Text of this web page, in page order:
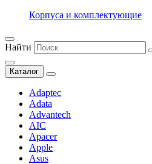
Корпуса и комплектующие
Найти
Каталог
Adaptec
Adata
Advantech
AIC
Apacer
Apple
Asus